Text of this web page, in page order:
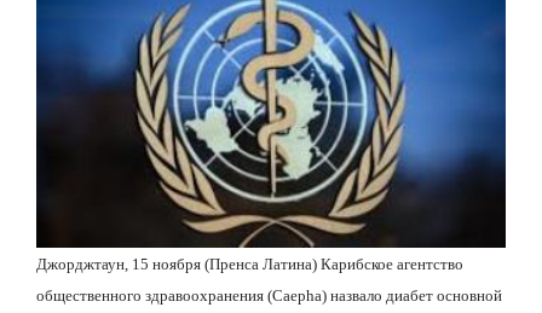
Джорджтаун, 15 ноября (Пренса Латина) Карибское агентство
общественного здравоохранения (Caepha) назвало диабет основной